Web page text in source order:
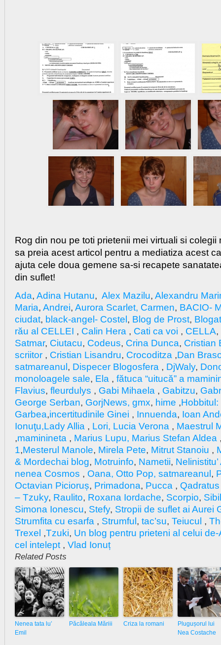
Rog din nou pe toti prietenii mei virtuali si colegii
sa preia acest articol pentru a mediatiza acest
ajuta cele doua gemene sa-si recapete
din suflet!
Ada, Adina Hutanu, Alex Mazilu, Alexandru
Maria, Andrei, Aurora Scarlet, Carmen, BACIO-
ciudat, black-angel- Costel , Blog de Prost,
rău al CELLEI , Calin Hera , Cati ca voi , CELLA,
Satmar, Ciutacu, Codeus, Crina Dunca, Cristian
scriitor , Cristian Lisandru, Crocoditza ,Dan
satmareanul , Dispecer Blogosfera , DjWaly,
monoloagele sale, Ela , fătuca “uitucă” a
Flavius, fleurdulys , Gabi Mihaela , Gabitzu,
George Serban, GorjNews, gmx, hime ,
Garbea,incertitudinile Ginei , Innuenda, Ioan
Ionuţu,Lady Allia , Lori, Lucia Verona , Maestrul
,maminineta , Marius Lupu, Marius Stefan Aldea
1,Mesterul Manole, Mirela Pete, Mitrut Stanoiu ,
& Mordechai blog, Motruinfo, Nametii,
nenea Cosmos , Oana, Otto Pop, satmareanul ,
Octavian Picioruș, Primadona, Pucca , Qadratus
– Tzuky, Raulito, Roxana Iordache, Scorpio,
Simona Ionescu, Stefy, Stropii de suflet ai Aurei
Strumfita cu esarfa , Strumful , tac’su, Teiucul ,
Trexel ,Tzuki, Un blog pentru prieteni al celui
cel intelept , Vlad Ionuț
Related Posts
Nenea tata lu’
Emil
Păcăleala Măriii Criza la romani
Plugușorul lui
Nea Costache